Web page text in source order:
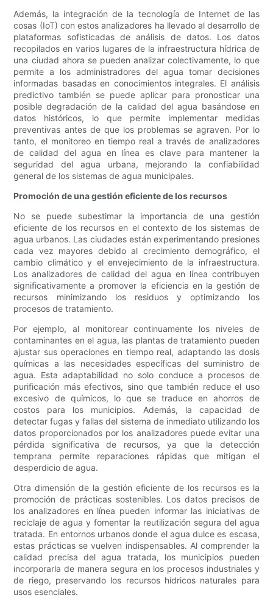
Además, la integración de la tecnología de Internet de las
cosas (IoT) con estos analizadores ha llevado al desarrollo de
plataformas sofisticadas de análisis de datos. Los datos
recopilados en varios lugares de la infraestructura hídrica de
una ciudad ahora se pueden analizar colectivamente, lo que
permite a los administradores del agua tomar decisiones
informadas basadas en conocimientos integrales. El análisis
predictivo también se puede aplicar para pronosticar una
posible degradación de la calidad del agua basándose en
datos históricos, lo que permite implementar medidas
preventivas antes de que los problemas se agraven. Por lo
tanto, el monitoreo en tiempo real a través de analizadores
de calidad del agua en línea es clave para mantener la
seguridad del agua urbana, mejorando la confiabilidad
general de los sistemas de agua municipales.
Promoción de una gestión eficiente de los recursos
No se puede subestimar la importancia de una gestión
eficiente de los recursos en el contexto de los sistemas de
agua urbanos. Las ciudades están experimentando presiones
cada vez mayores debido al crecimiento demográfico, el
cambio climático y el envejecimiento de la infraestructura.
Los analizadores de calidad del agua en línea contribuyen
significativamente a promover la eficiencia en la gestión de
recursos minimizando los residuos y optimizando los
procesos de tratamiento.
Por ejemplo, al monitorear continuamente los niveles de
contaminantes en el agua, las plantas de tratamiento pueden
ajustar sus operaciones en tiempo real, adaptando las dosis
químicas a las necesidades específicas del suministro de
agua. Esta adaptabilidad no solo conduce a procesos de
purificación más efectivos, sino que también reduce el uso
excesivo de químicos, lo que se traduce en ahorros de
costos para los municipios. Además, la capacidad de
detectar fugas y fallas del sistema de inmediato utilizando los
datos proporcionados por los analizadores puede evitar una
pérdida significativa de recursos, ya que la detección
temprana permite reparaciones rápidas que mitigan el
desperdicio de agua.
Otra dimensión de la gestión eficiente de los recursos es la
promoción de prácticas sostenibles. Los datos precisos de
los analizadores en línea pueden informar las iniciativas de
reciclaje de agua y fomentar la reutilización segura del agua
tratada. En entornos urbanos donde el agua dulce es escasa,
estas prácticas se vuelven indispensables. Al comprender la
calidad precisa del agua tratada, los municipios pueden
incorporarla de manera segura en los procesos industriales y
de riego, preservando los recursos hídricos naturales para
usos esenciales.